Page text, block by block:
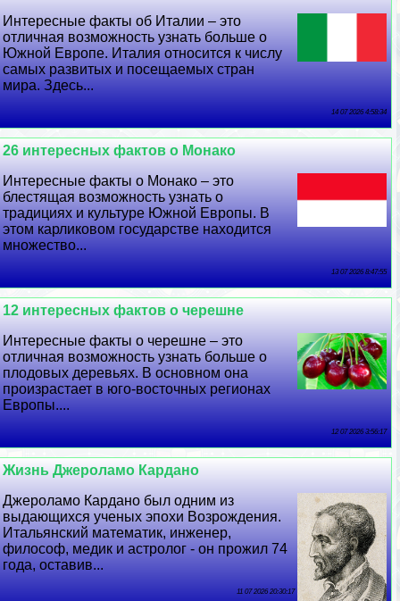
Интересные факты об Италии – это
отличная возможность узнать больше о
Южной Европе. Италия относится к числу
самых развитых и посещаемых стран
мира. Здесь...
14 07 2026 4:58:34
26 интересных фактов о Монако
Интересные факты о Монако – это
блестящая возможность узнать о
традициях и культуре Южной Европы. В
этом карликовом государстве находится
множество...
13 07 2026 8:47:55
12 интересных фактов о черешне
Интересные факты о черешне – это
отличная возможность узнать больше о
плодовых деревьях. В основном она
произрастает в юго-восточных регионах
Европы....
12 07 2026 3:56:17
Жизнь Джероламо Кардано
Джероламо Кардано был одним из
выдающихся ученых эпохи Возрождения.
Итальянский математик, инженер,
философ, медик и астролог - он прожил 74
года, оставив...
11 07 2026 20:30:17